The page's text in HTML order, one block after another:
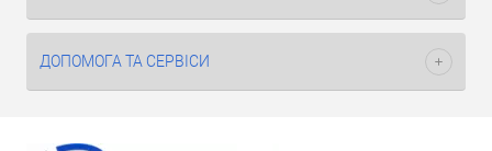
ДОПОМОГА ТА СЕРВІСИ